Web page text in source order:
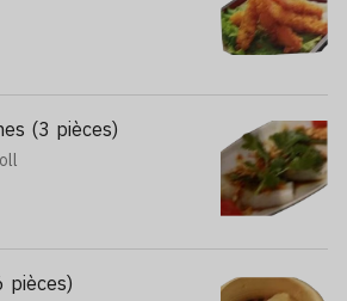
(3 pièces)
pièces)